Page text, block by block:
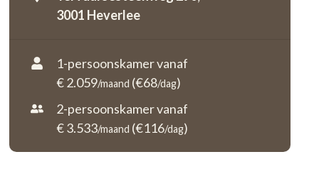
3001 Heverlee
1-persoonskamer vanaf
€ 2.059/maand (€68/dag)
2-persoonskamer vanaf
€ 3.533/maand (€116/dag)